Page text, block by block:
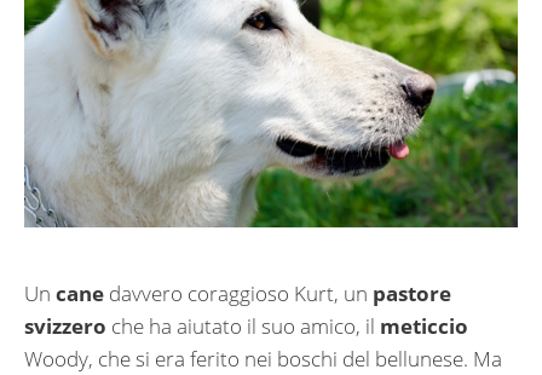
Un cane davvero coraggioso Kurt, un pastore
svizzero che ha aiutato il suo amico, il meticcio
Woody, che si era ferito nei boschi del bellunese. Ma